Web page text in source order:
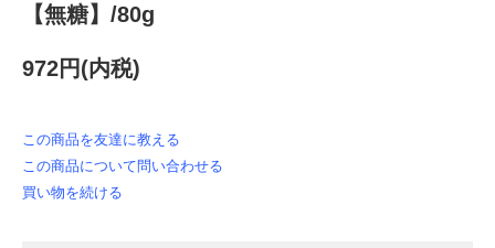
【無糖】/80g
972円(内税)
この商品を友達に教える
この商品について問い合わせる
買い物を続ける